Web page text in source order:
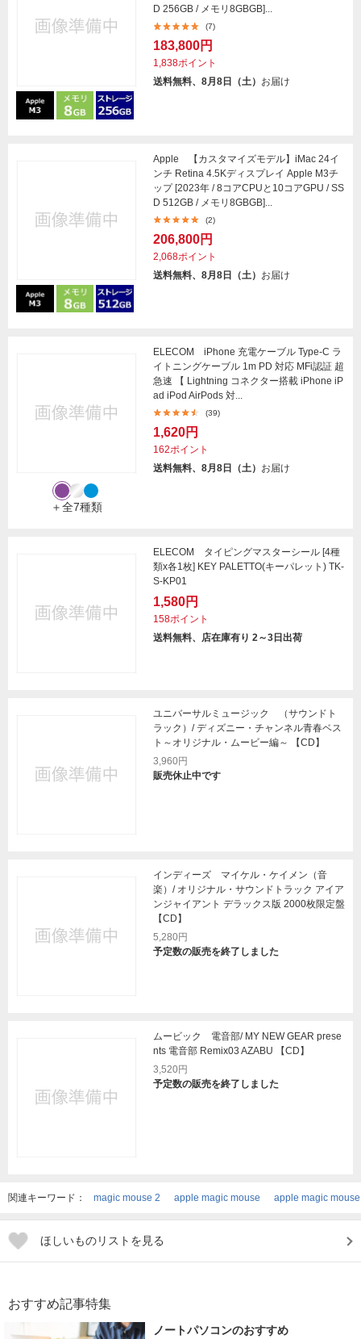
D 256GB / メモリ8GBGB]...
(7)
183,800円
1,838ポイント
送料無料、8月8日（土） お届け
Apple 【カスタマイズモデル】iMac 24イ
ンチ Retina 4.5Kディスプレイ Apple M3チ
ップ [2023年 / 8コアCPUと10コアGPU / SS
D 512GB / メモリ8GBGB]...
(2)
206,800円
2,068ポイント
送料無料、8月8日（土） お届け
＋全7種類
ELECOM iPhone 充電ケーブル Type-C ラ
イトニングケーブル 1m PD 対応 MFi認証 超
急速 【 Lightning コネクター搭載 iPhone iP
ad iPod AirPods 対...
(39)
1,620円
162ポイント
送料無料、8月8日（土） お届け
ELECOM タイピングマスターシール [4種
類x各1枚] KEY PALETTO(キーパレット) TK-
S-KP01
1,580円
158ポイント
送料無料、店在庫有り 2～3日出荷
ユニバーサルミュージック （サウンドト
ラック）/ ディズニー・チャンネル青春ベス
ト～オリジナル・ムービー編～ 【CD】
3,960円
販売休止中です
インディーズ マイケル・ケイメン（音
楽）/ オリジナル・サウンドトラック アイア
ンジャイアント デラックス版 2000枚限定盤
【CD】
5,280円
予定数の販売を終了しました
ムービック 電音部/ MY NEW GEAR prese
nts 電音部 Remix03 AZABU 【CD】
3,520円
予定数の販売を終了しました
関連キーワード： magic mouse 2 apple magic mouse apple magic
ほしいものリストを見る
おすすめ記事特集
ノートパソコンのおすすめ